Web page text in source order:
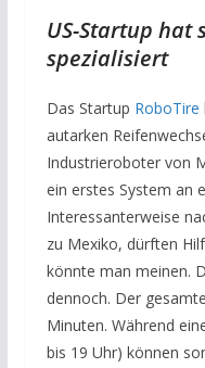
US-Startup hat
spezialisiert
Das Startup RoboTire
autarken
Industrieroboter von
ein erstes System an
Interessanterweise
zu Mexiko, dürften
könnte man meinen.
dennoch. Der
Minuten. Während
bis 19 Uhr) können